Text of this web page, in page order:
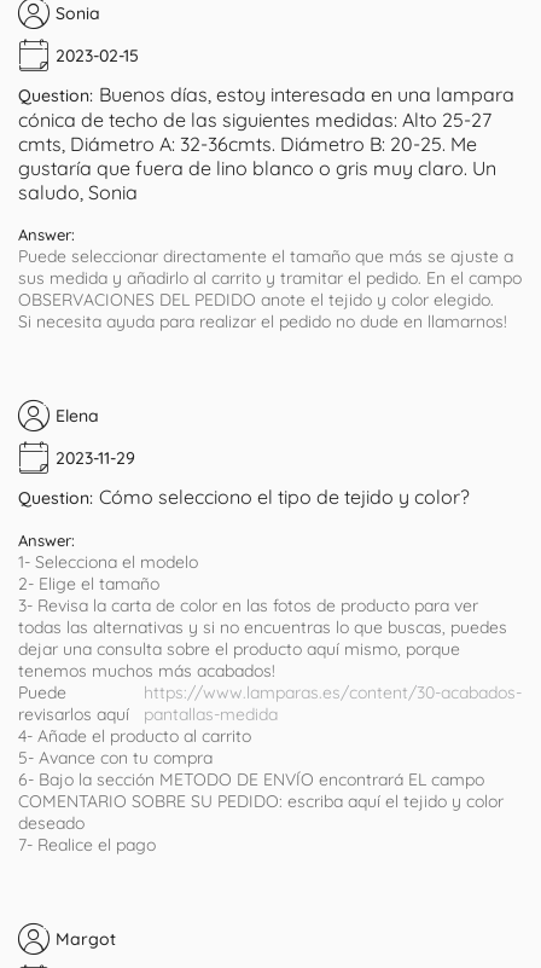
Sonia
2023-02-15
Question: Buenos días, estoy interesada en una lampara
cónica de techo de las siguientes medidas: Alto 25-27
cmts, Diámetro A: 32-36cmts. Diámetro B: 20-25. Me
gustaría que fuera de lino blanco o gris muy claro. Un
saludo, Sonia
Answer:
Puede seleccionar directamente el tamaño que más se ajuste a
sus medida y añadirlo al carrito y tramitar el pedido. En el campo
OBSERVACIONES DEL PEDIDO anote el tejido y color elegido.
Si necesita ayuda para realizar el pedido no dude en llamarnos!
Elena
2023-11-29
Question: Cómo selecciono el tipo de tejido y color?
Answer:
1- Selecciona el modelo
2- Elige el tamaño
3- Revisa la carta de color en las fotos de producto para ver
todas las alternativas y si no encuentras lo que buscas, puedes
dejar una consulta sobre el producto aquí mismo, porque
tenemos muchos más acabados!
Puede
revisarlos aquí
https://www.lamparas.es/content/30-acabados-
pantallas-medida
4- Añade el producto al carrito
5- Avance con tu compra
6- Bajo la sección METODO DE ENVÍO encontrará EL campo
COMENTARIO SOBRE SU PEDIDO: escriba aquí el tejido y color
deseado
7- Realice el pago
Margot